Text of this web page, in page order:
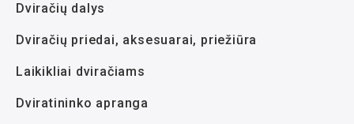
Dviračių dalys
Dviračių priedai, aksesuarai, priežiūra
Laikikliai dviračiams
Dviratininko apranga